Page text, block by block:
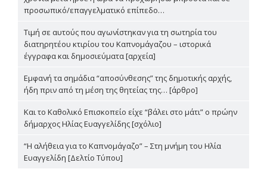
προσωπικό/επαγγελματικό επίπεδο…
Τιμή σε αυτούς που αγωνίστηκαν για τη σωτηρία του
διατηρητέου κτιρίου του Καπνομάγαζου – ιστορικά
έγγραφα και δημοσιεύματα [αρχεία]
Εμφανή τα σημάδια “αποσύνθεσης” της δημοτικής αρχής,
ήδη πριν από τη μέση της θητείας της… [άρθρο]
Και το Καθολικό Επισκοπείο είχε “βάλει στο μάτι” ο πρώην
δήμαρχος Ηλίας Ευαγγελίδης [σχόλιο]
“Η αλήθεια για το Καπνομάγαζο” – Στη μνήμη του Ηλία
Ευαγγελίδη [Δελτίο Τύπου]